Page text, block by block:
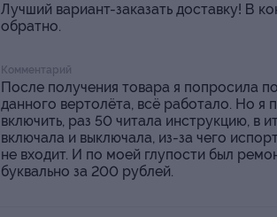
Лучший вариант-заказать доставку! В
обратно.
Комментарий
После получения товара я попросила
данного вертолёта, всё работало. Но я
включить, раз 50 читала инструкцию, в
включала и выключала, из-за чего
не входит. И по моей глупости был
буквально за 200 рублей.